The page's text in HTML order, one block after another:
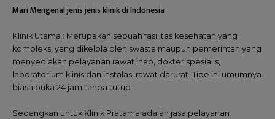
Mari Mengenal jenis jenis klinik di Indonesia
Klinik Utama : Merupakan sebuah fasilitas kesehatan yang
kompleks, yang dikelola oleh swasta maupun pemerintah yang
menyediakan pelayanan rawat inap, dokter spesialis,
laboratorium klinis dan instalasi rawat darurat. Tipe ini umumnya
biasa buka 24 jam tanpa tutup
Sedangkan untuk Klinik Pratama adalah jasa pelayanan